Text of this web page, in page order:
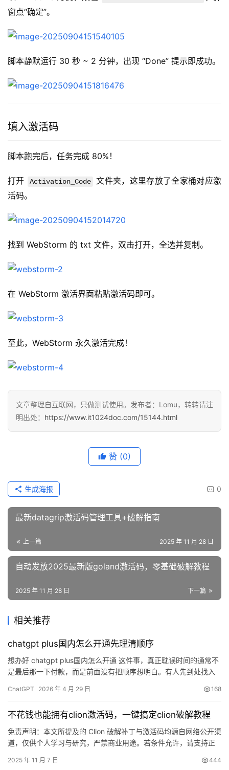
窗点“确定”。
脚本静默运行 30 秒 ~ 2 分钟，出现 “Done” 提示即成功。
填入激活码
脚本跑完后，任务完成 80%！
打开 Activation_Code
文件夹，这里存放了全家桶对应激
活码。
找到 WebStorm 的 txt 文件，双击打开，全选并复制。
在 WebStorm 激活界面粘贴激活码即可。
至此，WebStorm 永久激活完成！
文章整理自互联网，只做测试使用。发布者：Lomu，转转请注
明出处： https://www.it1024doc.com/15144.html
赞 (0)
0
生成海报
最新datagrip激活码管理工具+破解指南
上一篇 2025 年 11 月 28 日
自动发放2025最新版goland激活码，零基础破解教程
下一篇
2025 年 11 月 28 日
相关推荐
chatgpt plus国内怎么开通先理清顺序
想办好 chatgpt plus国内怎么开通 这件事，真正耽误时间的通常不
是最后那一下付款，而是前面没有把顺序想明白。有人先到处找入
月续费还得重新摸一遍流程。先把开通顺序理顺，反而更省时间。
定、后续续费也方便复用的路径，通常会比临时拼凑教程省心…
ChatGPT 2026 年 4 月 29 日 168
不花钱也能拥有clion激活码，一键搞定clion破解教程
免责声明：本文所提及的 Clion 破解补丁与激活码均源自网络公开渠
道，仅供个人学习与研究，严禁商业用途。若条件允许，请支持正
活至 2099 年，爽到飞起！ 下面用图文方式，手把手带你完成最新
2025 年 11 月 7 日 444